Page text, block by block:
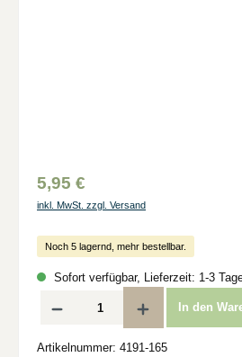
5,95 €
inkl. MwSt. zzgl. Versand
Noch 5 lagernd, mehr bestellbar.
Sofort verfügbar, Lieferzeit: 1-3
Produkt Anzahl: Gib den gewünschten Wert
In den
Artikelnummer: 4191-165